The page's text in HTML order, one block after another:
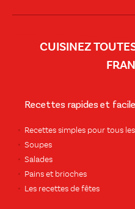
CUISINEZ
Recettes rapides et
Recettes simples pour tous
Soupes
Salades
Pains et brioches
Les recettes de fêtes